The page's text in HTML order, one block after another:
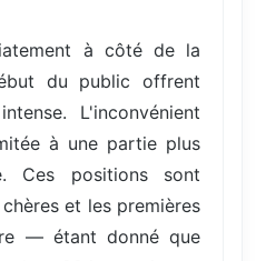
à côté de la
du public offrent
L'inconvénient
à une partie plus
Ces positions sont
et les premières
— étant donné que